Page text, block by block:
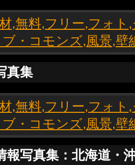
真集
報写真集：北海道・